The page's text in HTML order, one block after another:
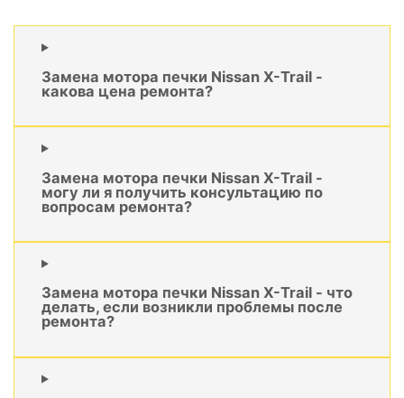
Замена мотора печки Nissan X-Trail -
какова цена ремонта?
Замена мотора печки Nissan X-Trail -
могу ли я получить консультацию по
вопросам ремонта?
Замена мотора печки Nissan X-Trail - что
делать, если возникли проблемы после
ремонта?